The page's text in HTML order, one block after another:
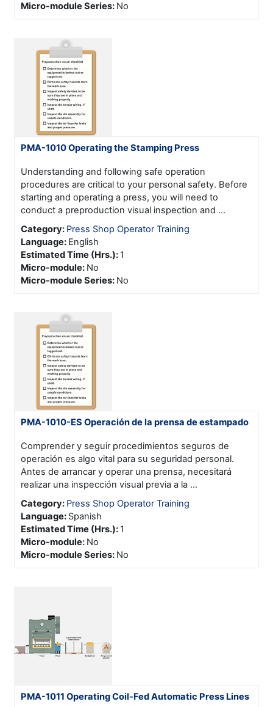
Micro-module Series: No
PMA-1010 Operating the Stamping Press
Understanding and following safe operation
procedures are critical to your personal safety. Before
starting and operating a press, you will need to
conduct a preproduction visual inspection and ...
Category: Press Shop Operator Training
Language: English
Estimated Time (Hrs.): 1
Micro-module: No
Micro-module Series: No
PMA-1010-ES Operación de la prensa de estampado
Comprender y seguir procedimientos seguros de
operación es algo vital para su seguridad personal.
Antes de arrancar y operar una prensa, necesitará
realizar una inspección visual previa a la ...
Category: Press Shop Operator Training
Language: Spanish
Estimated Time (Hrs.): 1
Micro-module: No
Micro-module Series: No
PMA-1011 Operating Coil-Fed Automatic Press Lines